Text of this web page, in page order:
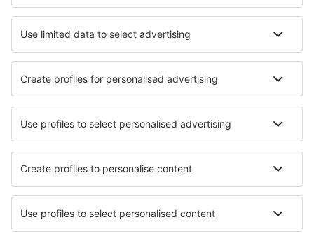
Chongqing
Daguocun (SJW)
Dali (DLU)
Dalian (DLC)
Daqing Sartu (DQA)
Weihai (WEH)
Datong Yungang (DAT)